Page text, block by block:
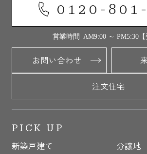
0120-
営業時間 AM9:00 ～ PM5:30【
お問い合わせ
注文住宅
PICK UP
新築戸建て
分譲地